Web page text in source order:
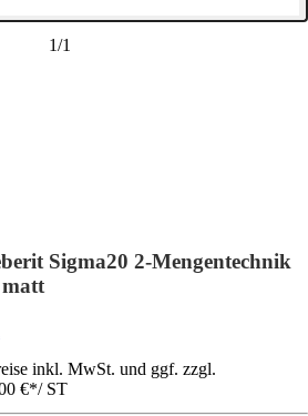
1/1
Sigma20 2-Mengentechnik
inkl. MwSt. und ggf. zzgl.
€*/ ST